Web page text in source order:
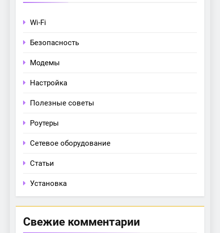
Wi-Fi
Безопасность
Модемы
Настройка
Полезные советы
Роутеры
Сетевое оборудование
Статьи
Установка
Свежие комментарии